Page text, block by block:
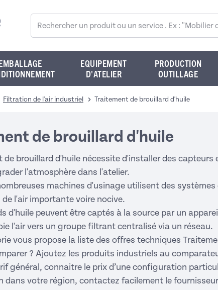
EQUIPEMENT
D'ATELIER
PRODUCTION
OUTILLAGE
Filtration de l'air industriel Traitement de brouillard d'huile
de brouillard d'huile
de brouillard d'huile nécessite d'installer des
l'atmosphère dans l'atelier.
machines d'usinage utilisent des
l'air importante voire nocive.
d'huile peuvent être captés à la source par un
l'air vers un groupe filtrant centralisé via un réseau.
vous propose la liste des offres techniques
? Ajoutez les produits industriels au
général, connaitre le prix d’une configuration
dans votre région, contactez facilement le